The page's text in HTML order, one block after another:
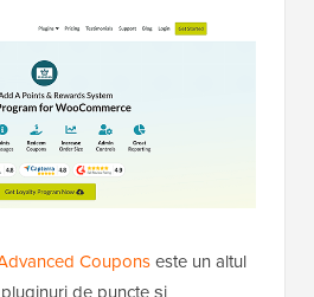
Couponseste un altul
de puncte și